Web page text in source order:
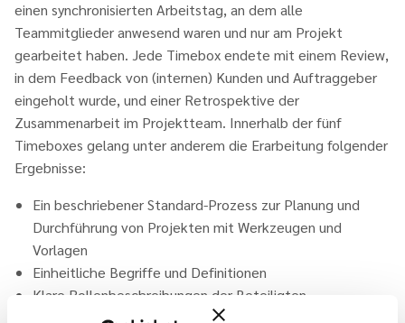
einen synchronisierten Arbeitstag, an dem alle
Teammitglieder anwesend waren und nur am Projekt
gearbeitet haben. Jede Timebox endete mit einem Review,
in dem Feedback von (internen) Kunden und Auftraggeber
eingeholt wurde, und einer Retrospektive der
Zusammenarbeit im Projektteam. Innerhalb der fünf
Timeboxes gelang unter anderem die Erarbeitung folgender
Ergebnisse:
Ein beschriebener Standard-Prozess zur Planung und
Durchführung von Projekten mit Werkzeugen und
Vorlagen
Einheitliche Begriffe und Definitionen
Klare Rollenbeschreibungen der Beteiligten
Ein Wiki als Dokumentationssystem